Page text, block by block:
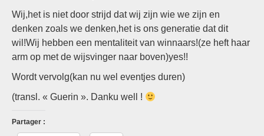
Wij,het is niet door strijd dat wij zijn wie we zijn en
denken zoals we denken,het is ons generatie dat dit
wil!Wij hebben een mentaliteit van winnaars!(ze heft haar
arm op met de wijsvinger naar boven)yes!!
Wordt vervolg(kan nu wel eventjes duren)
(transl. « Guerin ». Danku well !
Partager :